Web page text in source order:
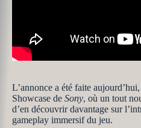
L’annonce a été faite
Showcase de Sony, où un tout
d’en découvrir davantage sur
gameplay immersif du jeu.